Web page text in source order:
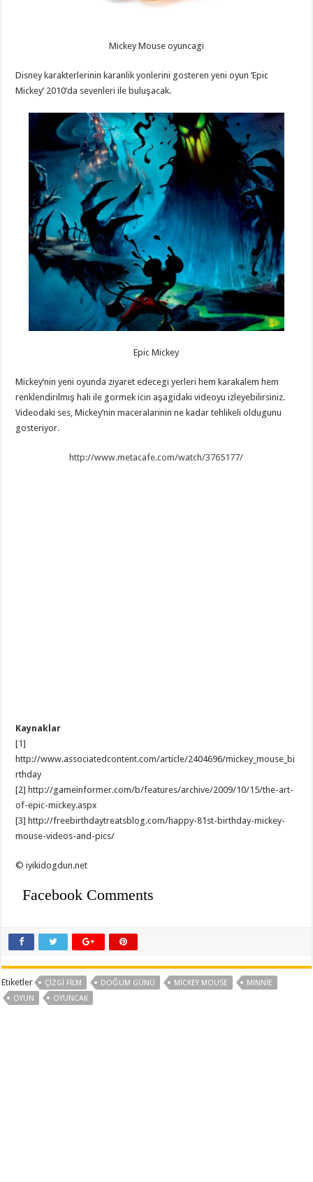
Mickey Mouse oyuncagi
Disney karakterlerinin karanlik yonlerini gosteren yeni oyun ‘Epic
Mickey’ 2010’da sevenleri ile buluşacak.
Epic Mickey
Mickey’nin yeni oyunda ziyaret edecegi yerleri hem karakalem hem
renklendirilmiş hali ile gormek icin aşagidaki videoyu izleyebilirsiniz.
Videodaki ses, Mickey’nin maceralarinin ne kadar tehlikeli oldugunu
gosteriyor.
http://www.metacafe.com/watch/3765177/
Kaynaklar
[1]
http://www.associatedcontent.com/article/2404696/mickey_mouse_bi
rthday
[2] http://gameinformer.com/b/features/archive/2009/10/15/the-art-
of-epic-mickey.aspx
[3] http://freebirthdaytreatsblog.com/happy-81st-birthday-mickey-
mouse-videos-and-pics/
© iyikidogdun.net
Facebook Comments
Etiketler ÇIZGI FILM DOĞUM GÜNÜ MICKEY MOUSE
MINNIE
OYUN
OYUNCAK